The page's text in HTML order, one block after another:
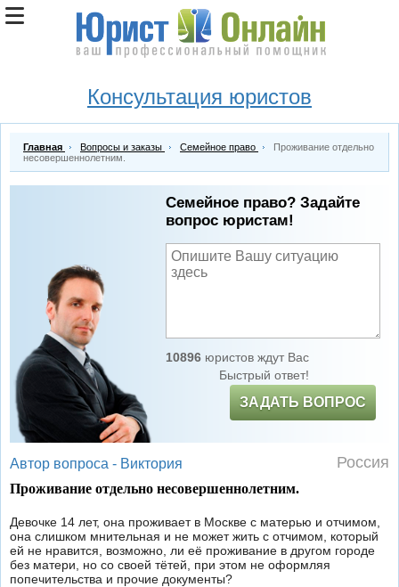
Консультация юристов
Главная Вопросы и заказы Семейное право
Проживание отдельно
несовершеннолетним.
Семейное право? Задайте
вопрос юристам!
10896юристов ждут Вас
Быстрый ответ!
ЗАДАТЬ ВОПРОС
Автор вопроса - Виктория Россия
Проживание отдельно несовершеннолетним.
Девочке 14 лет, она проживает в Москве с матерью и отчимом,
она слишком мнительная и не может жить с отчимом, который
ей не нравится, возможно, ли её проживание в другом городе
без матери, но со своей тётей, при этом не оформляя
попечительства и прочие документы?